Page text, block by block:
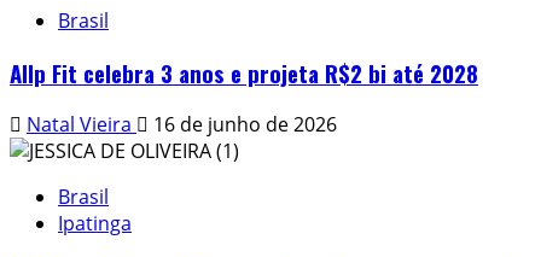
Brasil
Allp Fit celebra 3 anos e projeta R$2 bi até 2028
Natal Vieira 16 de junho de 2026
Brasil
Ipatinga